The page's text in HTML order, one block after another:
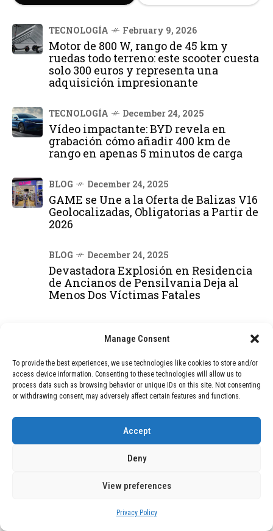
Manage Consent
To provide the best experiences, we use technologies like cookies to store and/or
access device information. Consenting to these technologies will allow us to
process data such as browsing behavior or unique IDs on this site. Not consenting
or withdrawing consent, may adversely affect certain features and functions.
Accept
Deny
View preferences
Privacy Policy
TECNOLOGÍA February 9, 2026
Motor de 800 W, rango de 45 km y
ruedas todo terreno: este scooter cuesta
solo 300 euros y representa una
adquisición impresionante
TECNOLOGÍA December 24, 2025
Vídeo impactante: BYD revela en
grabación cómo añadir 400 km de
rango en apenas 5 minutos de carga
BLOG December 24, 2025
GAME se Une a la Oferta de Balizas V16
Geolocalizadas, Obligatorias a Partir de
2026
BLOG December 24, 2025
Devastadora Explosión en Residencia
de Ancianos de Pensilvania Deja al
Menos Dos Víctimas Fatales
DEAL OF THE MONTH
01 TECNOLOGÍA February 9, 2026
Motor de 800 W, rango de 45 km y
ruedas todo terreno: este scooter cuesta
solo 300 euros y representa una
adquisición impresionante
December 24, 2025
grabación cómo añadir 400 km de rango